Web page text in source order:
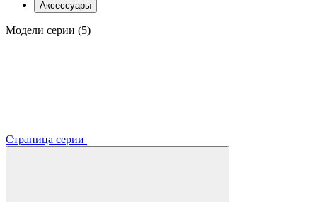
Аксессуары
Модели серии (5)
Страница серии